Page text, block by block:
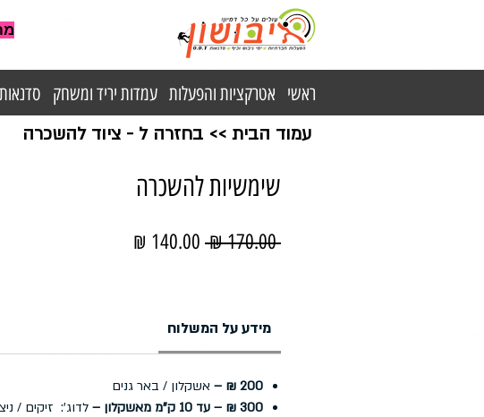
עמוד הבית >> בחזרה ל - ציוד להשכרה
שימשיות להשכרה
‏170.00 ‏₪
מחיר
מידע על המשלוח
200 ₪ –
אשקלון / באר גנים
300 ₪ – עד 10 ק"מ מאשקלון –
לדוג': זיקים /
ראשי אטרקציות והפעלות עמדות יריד ומשחק סדנאות ODT ומנהיגות